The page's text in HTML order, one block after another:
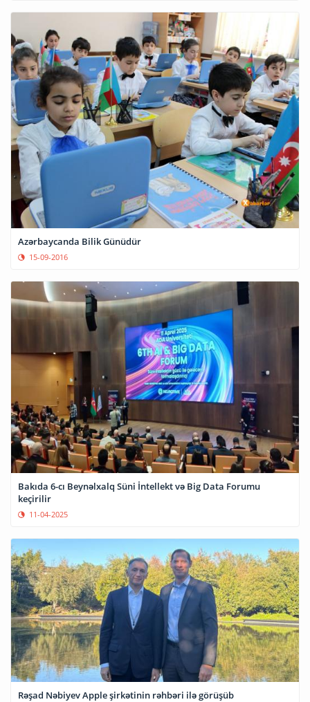
Azərbaycanda Bilik Günüdür
15-09-2016
Bakıda 6-cı Beynəlxalq Süni İntellekt və Big Data Forumu
keçirilir
11-04-2025
Rəşad Nəbiyev Apple şirkətinin rəhbəri ilə görüşüb